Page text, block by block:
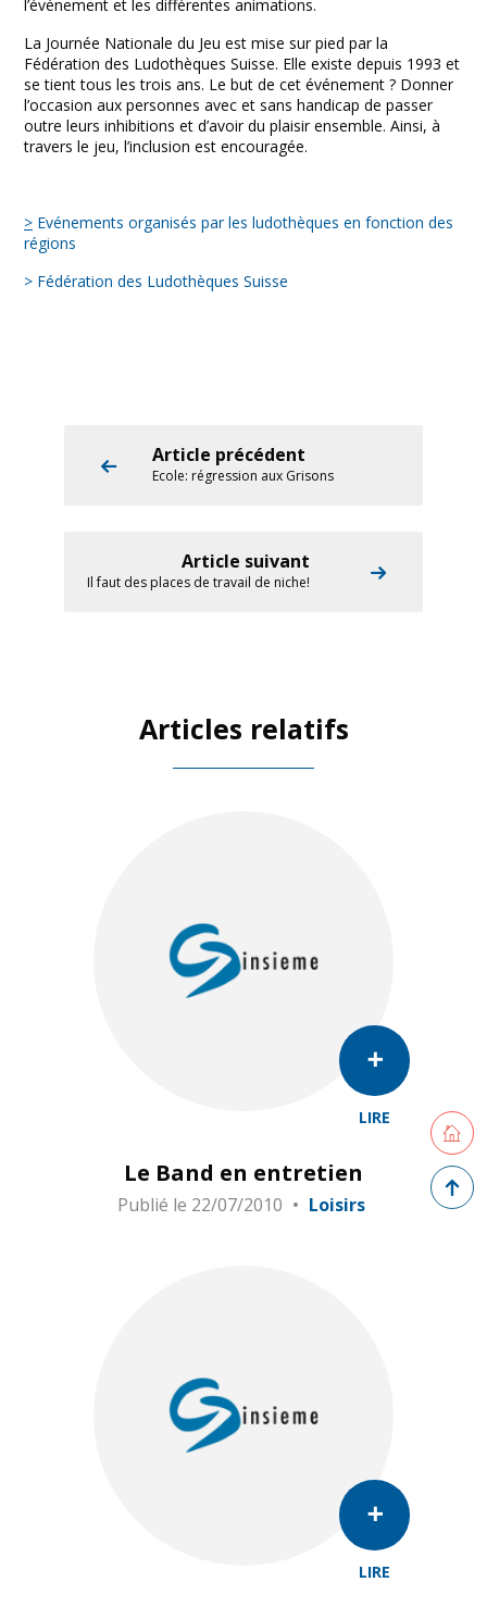
l’événement et les différentes animations.
La Journée Nationale du Jeu est mise sur pied par la
Fédération des Ludothèques Suisse. Elle existe depuis 1993 et
se tient tous les trois ans. Le but de cet événement ? Donner
l’occasion aux personnes avec et sans handicap de passer
outre leurs inhibitions et d’avoir du plaisir ensemble. Ainsi, à
travers le jeu, l’inclusion est encouragée.
> Evénements organisés par les ludothèques en fonction des
régions
> Fédération des Ludothèques Suisse
Article précédent
Ecole: régression aux Grisons
Article suivant
Il faut des places de travail de niche!
Articles relatifs
LIRE
Le Band en entretien
Publié le 22/07/2010 Loisirs
LIRE
Retour